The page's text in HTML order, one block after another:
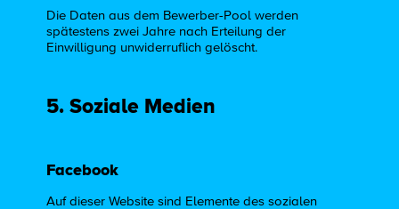
Die Daten aus dem Bewerber-Pool werden
spätestens zwei Jahre nach Erteilung der
Einwilligung unwiderruflich gelöscht.
5. Soziale Medien
Facebook
Auf dieser Website sind Elemente des sozialen